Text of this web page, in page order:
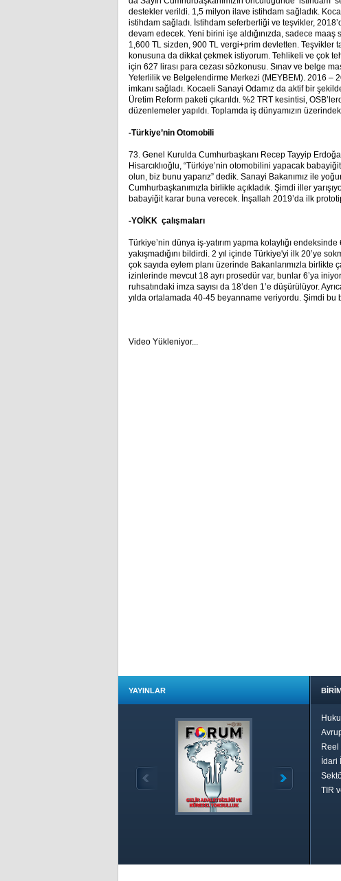
destekler verildi. 1,5 milyon ilave istihdam sağladık.
istihdam sağladı. İstihdam seferberliği ve teşvikler,
devam edecek. Yeni birini işe aldığınızda, sadece
1,600 TL sizden, 900 TL vergi+prim devletten. Teşvikler
konusuna da dikkat çekmek istiyorum. Tehlikeli ve çok
için 627 lirası para cezası sözkonusu. Sınav ve belge
Yeterlilik ve Belgelendirme Merkezi (MEYBEM). 2016 –
imkanı sağladı. Kocaeli Sanayi Odamız da aktif bir
Üretim Reform paketi çıkarıldı. %2 TRT kesintisi,
düzenlemeler yapıldı. Toplamda iş dünyamızın
-Türkiye’nin Otomobili
73. Genel Kurulda Cumhurbaşkanı Recep Tayyip
Hisarcıklıoğlu, “Türkiye’nin otomobilini yapacak
olun, biz bunu yaparız” dedik. Sanayi Bakanımız ile
Cumhurbaşkanımızla birlikte açıkladık. Şimdi iller
babayiğit karar buna verecek. İnşallah 2019’da ilk
-YOİKK çalışmaları
Türkiye’nin dünya iş-yatırım yapma kolaylığı
yakışmadığını bildirdi. 2 yıl içinde Türkiye'yi ilk 20’ye
çok sayıda eylem planı üzerinde Bakanlarımızla birlikte
izinlerinde mevcut 18 ayrı prosedür var, bunlar 6’ya
ruhsatındaki imza sayısı da 18’den 1’e düşürülüyor.
yılda ortalamada 40-45 beyanname veriyordu. Şimdi bu
Video Yükleniyor...
YAYINLAR
İdari
TIR